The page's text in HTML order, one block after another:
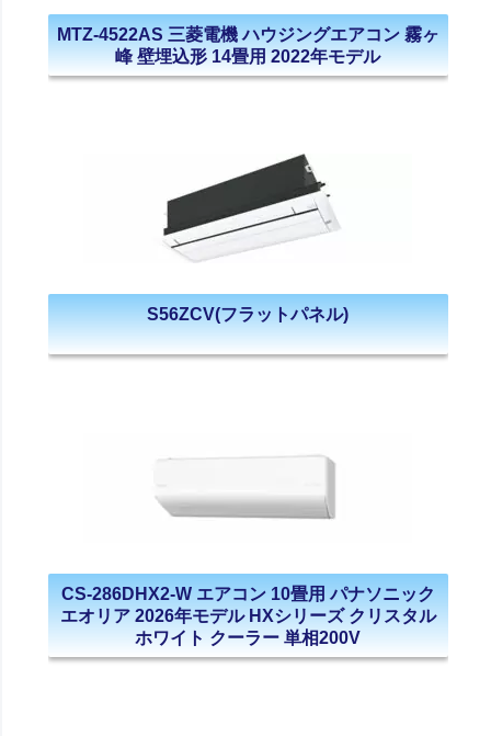
MTZ-4522AS 三菱電機 ハウジングエアコン 霧ヶ
峰 壁埋込形 14畳用 2022年モデル
S56ZCV(フラットパネル)
CS-286DHX2-W エアコン 10畳用 パナソニック
エオリア 2026年モデル HXシリーズ クリスタル
ホワイト クーラー 単相200V